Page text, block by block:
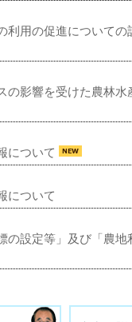
利用の促進についての
の影響を受けた農林水
について
について
の設定等」及び「農